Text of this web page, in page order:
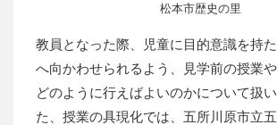
松本市歴史の里
教員となった際、児童に目的意識を持
へ向かわせられるよう、見学前の授業
どのように行えばよいのかについて扱
た、授業の具現化では、五所川原市立